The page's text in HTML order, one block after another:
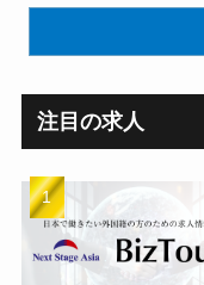
注目の求人